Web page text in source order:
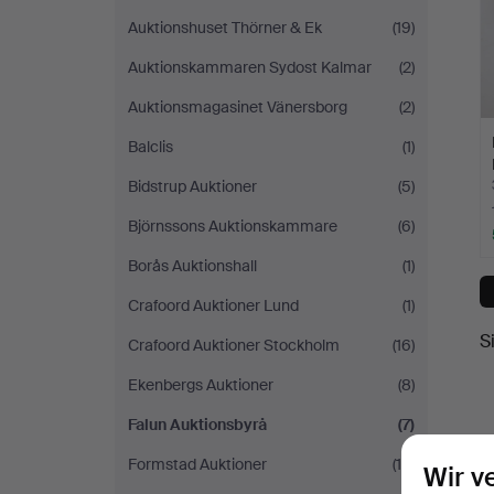
Auktionshuset Thörner & Ek
(19)
Auktionskammaren Sydost Kalmar
(2)
Auktionsmagasinet Vänersborg
(2)
Balclis
(1)
Bidstrup Auktioner
(5)
Björnssons Auktionskammare
(6)
Borås Auktionshall
(1)
Crafoord Auktioner Lund
(1)
Crafoord Auktioner Stockholm
(16)
Ekenbergs Auktioner
(8)
Falun Auktionsbyrå
(7)
Formstad Auktioner
(16)
Wir